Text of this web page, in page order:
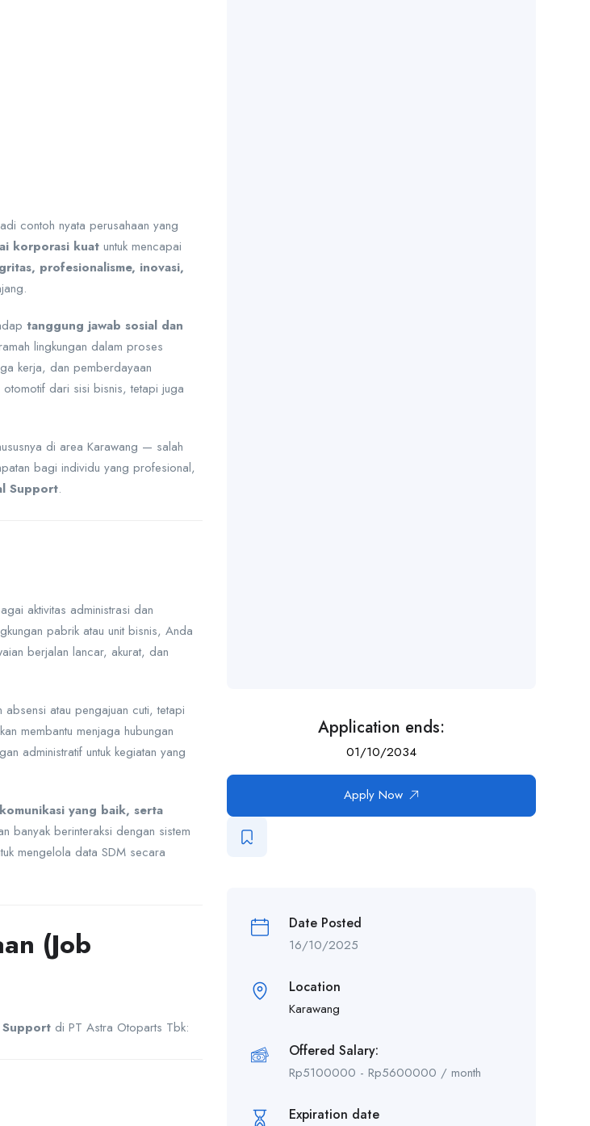
contoh nyata perusahaan yang
korporasi kuat untuk mencapai
profesionalisme, inovasi,
tanggung jawab sosial dan
lingkungan dalam proses
kerja, dan pemberdayaan
dari sisi bisnis, tetapi juga
di area Karawang — salah
bagi individu yang profesional,
Support.
aktivitas administrasi dan
pabrik atau unit bisnis, Anda
berjalan lancar, akurat, dan
atau pengajuan cuti, tetapi
membantu menjaga hubungan
administratif untuk kegiatan yang
yang baik, serta
banyak berinteraksi dengan sistem
mengelola data SDM secara
(Job
Support di PT Astra Otoparts Tbk:
Application ends:
01/10/2034
Apply Now
Date Posted
16/10/2025
Location
Karawang
Offered Salary:
Rp5100000 - Rp5600000 / month
Expiration date